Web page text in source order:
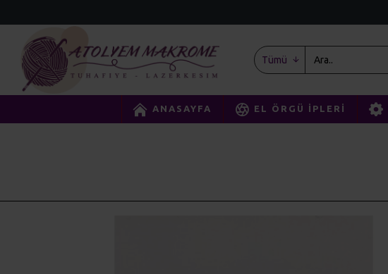
Tümü
ANASAYFA EL ÖRGÜ İPLERI